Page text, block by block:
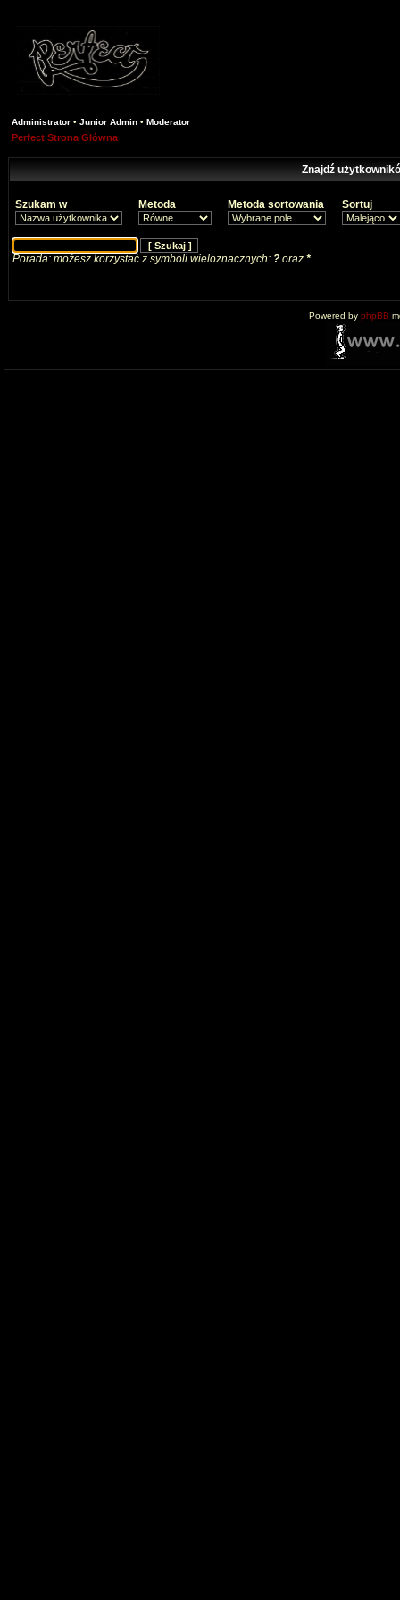
Administrator • Junior Admin • Moderator
Perfect Strona Główna
Znajdź
Szukam w Metoda Metoda sortowania Sortuj
Porada: możesz korzystać z symboli wieloznacznych: ? oraz *
Powered by phpBB